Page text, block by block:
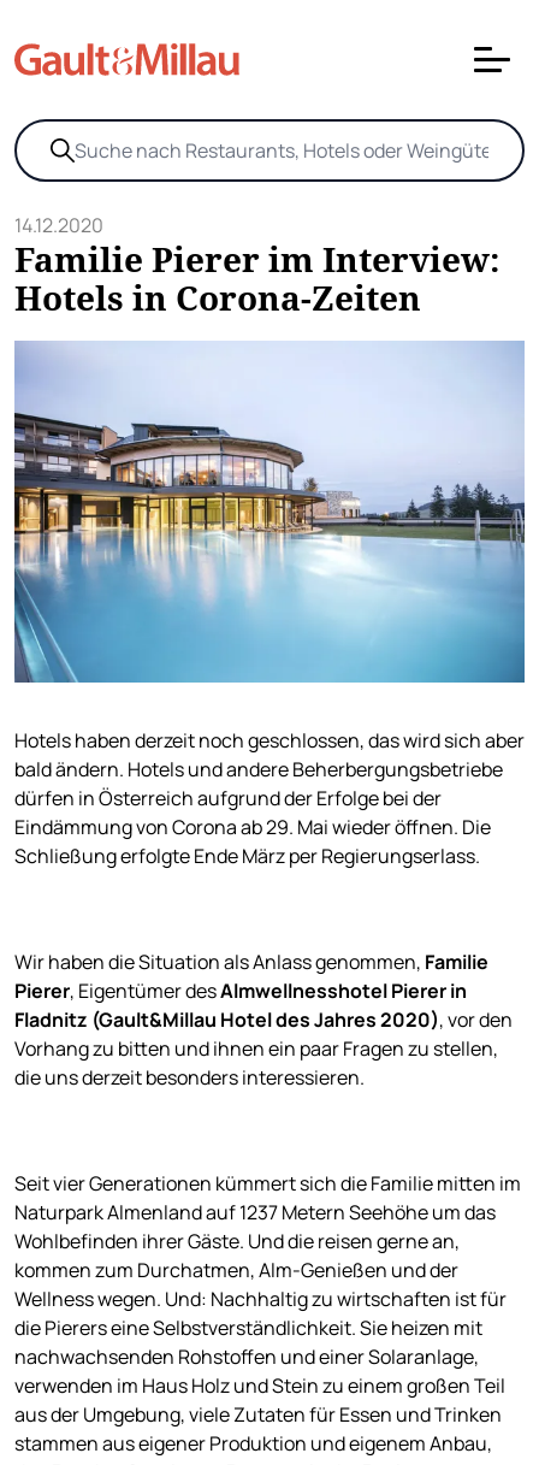
14.12.2020
Familie Pierer im Interview:
Hotels in Corona-Zeiten
Hotels haben derzeit noch geschlossen, das wird sich aber
bald ändern. Hotels und andere Beherbergungsbetriebe
dürfen in Österreich aufgrund der Erfolge bei der
Eindämmung von Corona ab 29. Mai wieder öffnen. Die
Schließung erfolgte Ende März per Regierungserlass.
Wir haben die Situation als Anlass genommen, Familie
Pierer, Eigentümer desAlmwellnesshotel Pierer in
Fladnitz (Gault&Millau Hotel des Jahres 2020), vor den
Vorhang zu bitten und ihnen ein paar Fragen zu stellen,
die uns derzeit besonders interessieren.
Seit vier Generationen kümmert sich die Familie mitten im
Naturpark Almenland auf 1237 Metern Seehöhe um das
Wohlbefinden ihrer Gäste. Und die reisen gerne an,
kommen zum Durchatmen, Alm-Genießen und der
Wellness wegen. Und: Nachhaltig zu wirtschaften ist für
die Pierers eine Selbstverständlichkeit. Sie heizen mit
nachwachsenden Rohstoffen und einer Solaranlage,
verwenden im Haus Holz und Stein zu einem großen Teil
aus der Umgebung, viele Zutaten für Essen und Trinken
stammen aus eigener Produktion und eigenem Anbau,